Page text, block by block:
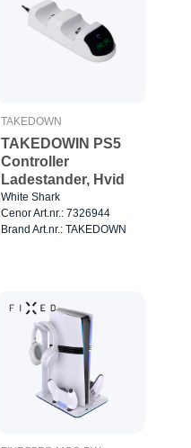
TAKEDOWN
TAKEDOWIN PS5
Controller
Ladestander, Hvid
White Shark
Cenor Art.nr.: 7326944
Brand Art.nr.: TAKEDOWN